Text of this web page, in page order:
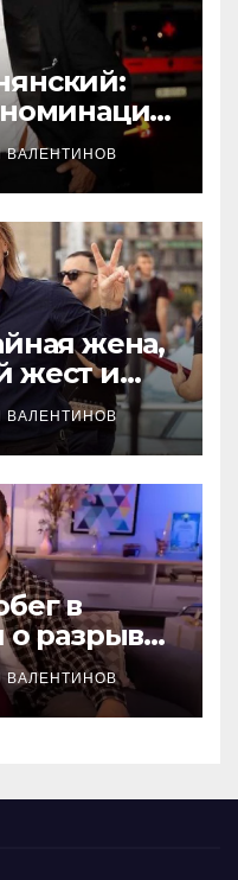
номинации
на
ВАЛЕНТИНОВ
жена,
жест и
Чехии
ВАЛЕНТИНОВ
в
о разрыве
ВАЛЕНТИНОВ